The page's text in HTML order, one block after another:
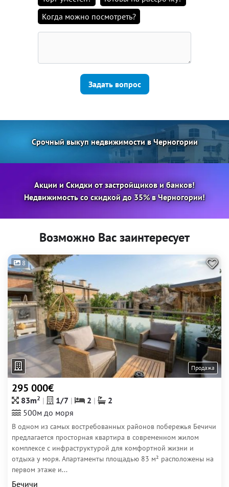
Когда можно посмотреть?
Задать вопрос
Срочный выкуп недвижимости в Черногории
Акции и Скидки от застройщиков и банков!
Недвижимость со скидкой до 35% в Черногории!
Возможно Вас заинтересует
8
Продажа
295 000€
83m2 1/7 2
2
500м до моря
В одном из самых востребованных районов побережья Бечичи
предлагается просторная квартира в современном жилом
комплексе с инфраструктурой для комфортной жизни и
отдыха у моря. Апартаменты площадью 83 м² расположены на
первом этаже и...
Бечичи